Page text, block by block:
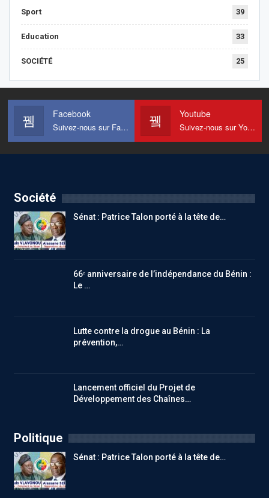
Sport 39
Education 33
SOCIÉTÉ 25
Facebook
Suivez-nous sur Facebook
Youtube
Suivez-nous sur Youtube
Société
Sénat : Patrice Talon porté à la tête de…
66ᵉ anniversaire de l’indépendance du Bénin :
Le …
Lutte contre la drogue au Bénin : La
prévention,…
Lancement officiel du Projet de
Développement des Chaînes…
Politique
Sénat : Patrice Talon porté à la tête de…